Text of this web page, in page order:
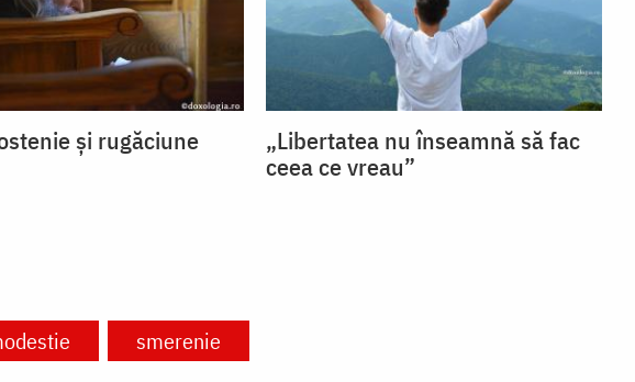
și rugăciune
„Libertatea nu înseamnă să fac
ceea ce vreau”
smerenie